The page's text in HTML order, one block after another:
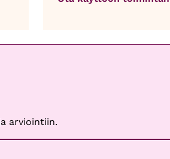
arviointiin.